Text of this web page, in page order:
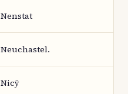
Nenstat
Neuchastel.
Nicÿ